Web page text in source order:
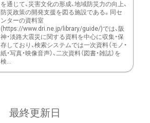
を通じて、災害文化の形成、地域防災力の向上、
防災政策の開発支援を図る施設である。同セ
ンターの資料室
(https://www.dri.ne.jp/library/guide/)では、阪
神・淡路大震災に関する資料を中心に収集・保
存しており、検索システムでは一次資料（モノ・
紙・写真・映像音声）、二次資料（図書・雑誌）を
検...
最終更新日